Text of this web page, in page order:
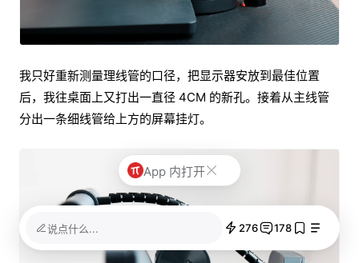
我只好重新测量理线管的口径，把显示器安放到最佳位置
后，我往桌面上又打出一直径 4CM 的新孔。接着从主线管
分出一条细线管给上方的屏幕挂灯。
说点什么... 276 178
App 内打开